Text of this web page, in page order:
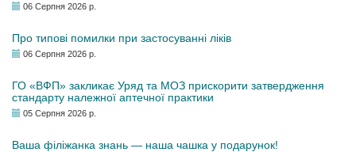
06 Серпня 2026 р.
Про типові помилки при застосуванні ліків
06 Серпня 2026 р.
ГО «ВФП» закликає Уряд та МОЗ прискорити затвердження
стандарту належної аптечної практики
05 Серпня 2026 р.
Ваша філіжанка знань — наша чашка у подарунок!